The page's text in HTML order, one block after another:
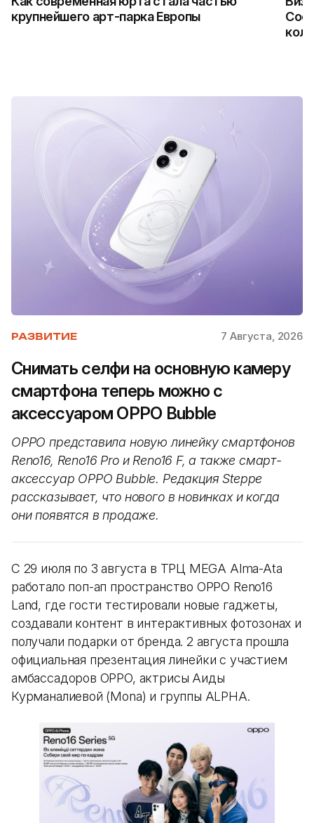
крупнейшего арт-парка Европы
РАЗВИТИЕ 7 Августа, 2026
Снимать селфи на основную камеру
смартфона теперь можно с
аксессуаром OPPO Bubble
OPPO представила новую линейку смартфонов
Reno16, Reno16 Pro и Reno16 F, а также смарт-
аксессуар OPPO Bubble. Редакция Steppe
рассказывает, что нового в новинках и когда
они появятся в продаже.
С 29 июля по 3 августа в ТРЦ MEGA Alma-Ata
работало поп-ап пространство OPPO Reno16
Land, где гости тестировали новые гаджеты,
создавали контент в интерактивных фотозонах и
получали подарки от бренда. 2 августа прошла
официальная презентация линейки с участием
амбассадоров OPPO, актрисы Аиды
Курманалиевой (Mona) и группы ALPHA.